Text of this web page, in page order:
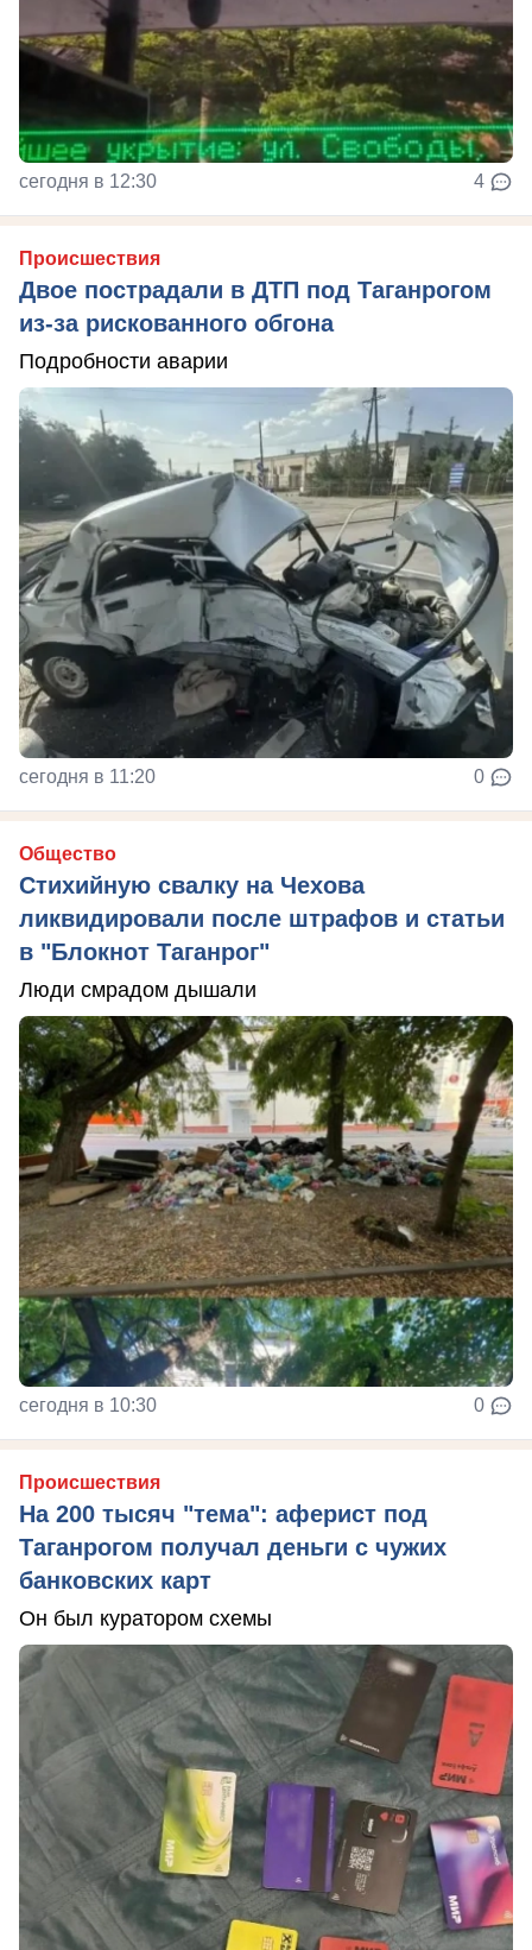
сегодня в 12:30 4
Происшествия
Двое пострадали в ДТП под Таганрогом
из-за рискованного обгона
Подробности аварии
сегодня в 11:20 0
Общество
Стихийную свалку на Чехова
ликвидировали после штрафов и статьи
в "Блокнот Таганрог"
Люди смрадом дышали
сегодня в 10:30 0
Происшествия
На 200 тысяч "тема": аферист под
Таганрогом получал деньги с чужих
банковских карт
Он был куратором схемы